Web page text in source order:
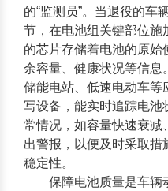
的“监测员”。当退役的车
节，在电池组关键部位施
的芯片存储着电池的原始
余容量、健康状况等信息
储能电站、低速电动车
写设备，能实时追踪电池
常情况，如容量快速衰减
出警报，以便及时采取措
稳定性。
保障电池质量是车辆